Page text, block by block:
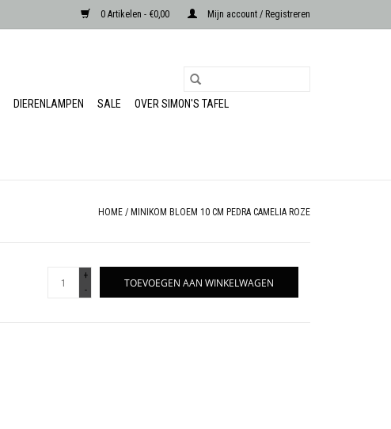
0 Artikelen - €0,00 Mijn account / Registreren
DIERENLAMPEN SALE
OVER SIMON'S TAFEL
HOME / MINIKOM BLOEM 10 CM PEDRA CAMELIA ROZE
+
-
TOEVOEGEN AAN WINKELWAGEN